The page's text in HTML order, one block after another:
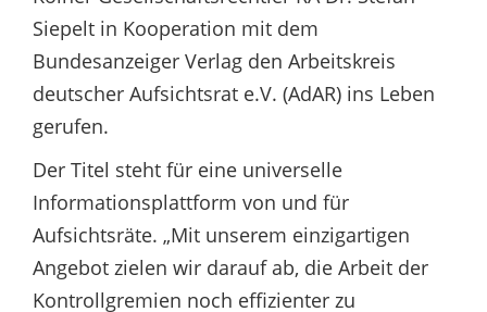
Siepelt in Kooperation mit dem
Bundesanzeiger Verlag den Arbeitskreis
deutscher Aufsichtsrat e.V. (AdAR) ins Leben
gerufen.
Der Titel steht für eine universelle
Informationsplattform von und für
Aufsichtsräte. „Mit unserem einzigartigen
Angebot zielen wir darauf ab, die Arbeit der
Kontrollgremien noch effizienter zu